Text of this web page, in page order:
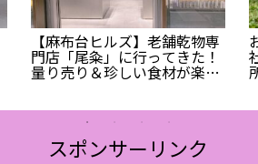
【麻布台ヒルズ】老舗乾物専
門店「尾粂」に行ってきた！
量り売り＆珍しい食材が楽し
い
スポンサーリンク